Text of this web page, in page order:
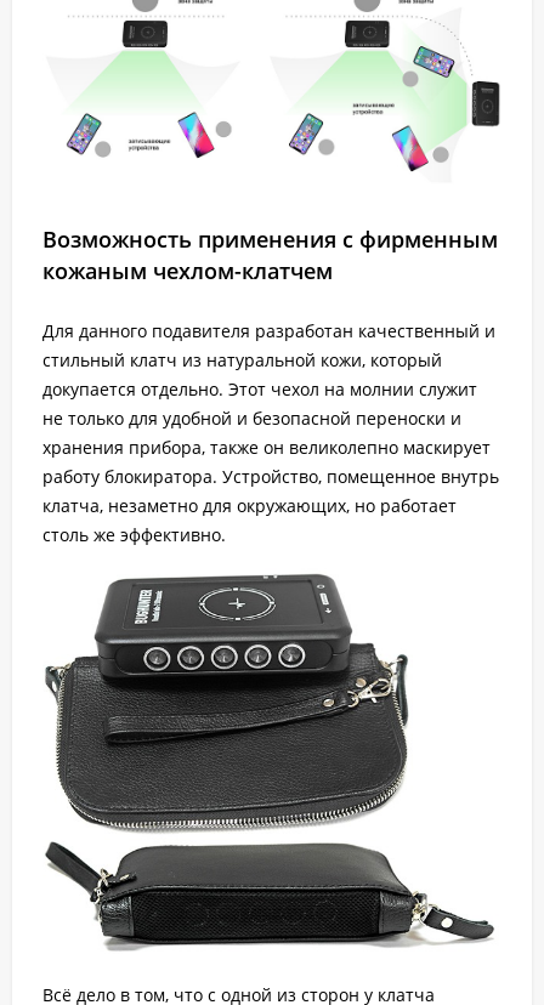
Возможность применения с фирменным
кожаным чехлом-клатчем
Для данного подавителя разработан качественный и
стильный клатч из натуральной кожи, который
докупается отдельно. Этот чехол на молнии служит
не только для удобной и безопасной переноски и
хранения прибора, также он великолепно маскирует
работу блокиратора. Устройство, помещенное внутрь
клатча, незаметно для окружающих, но работает
столь же эффективно.
Всё дело в том, что с одной из сторон у клатча